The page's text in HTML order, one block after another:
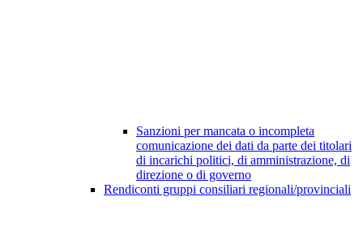
Sanzioni per mancata o incompleta
comunicazione dei dati da parte dei titolari
di incarichi politici, di amministrazione, di
direzione o di governo
Rendiconti gruppi consiliari regionali/provinciali